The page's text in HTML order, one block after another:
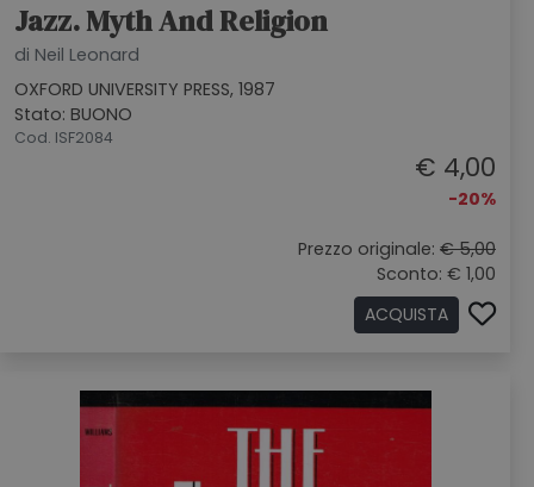
Jazz. Myth And Religion
di Neil Leonard
OXFORD UNIVERSITY PRESS, 1987
Stato: BUONO
Cod. ISF2084
€ 4,00
-20%
Prezzo originale: € 5,00
Sconto: € 1,00
ACQUISTA